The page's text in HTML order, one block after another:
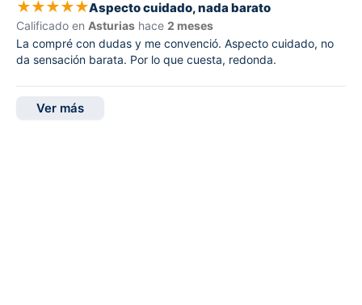
★★★★★Aspecto cuidado, nada barato
Calificado en Asturias hace 2 meses
La compré con dudas y me convenció. Aspecto cuidado, no
da sensación barata. Por lo que cuesta, redonda.
Ver más